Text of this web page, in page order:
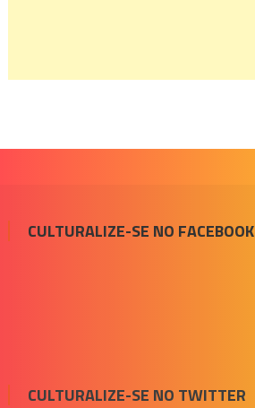
CULTURALIZE-SE NO FACEBOOK
CULTURALIZE-SE NO TWITTER